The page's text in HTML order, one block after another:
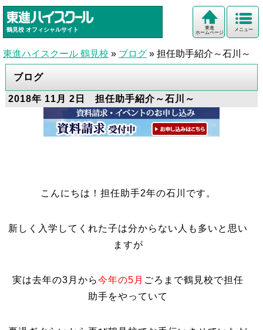
鶴見校 オフィシャルサイト メニュー
東進
ホームページ
東進ハイスクール 鶴見校 » ブログ » 担任助手紹介～石川～
ブログ
2018年 11月 2日 担任助手紹介～石川～
こんにちは！担任助手2年の石川です。
新しく入学してくれた子は分からない人も多いと思い
ますが
実は去年の3月から今年の5月 ごろまで鶴見校で担任
助手をやっていて